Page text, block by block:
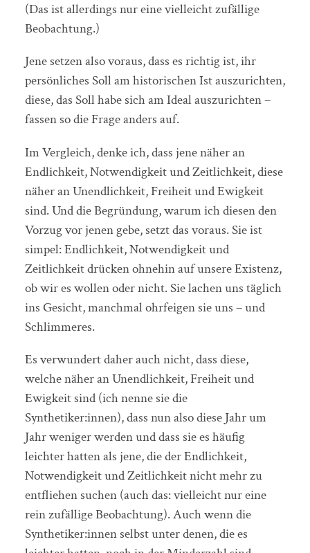
(Das ist allerdings nur eine vielleicht zufällige
Beobachtung.)
Jene setzen also voraus, dass es richtig ist, ihr
persönliches Soll am historischen Ist auszurichten,
diese, das Soll habe sich am Ideal auszurichten –
fassen so die Frage anders auf.
Im Vergleich, denke ich, dass jene näher an
Endlichkeit, Notwendigkeit und Zeitlichkeit, diese
näher an Unendlichkeit, Freiheit und Ewigkeit
sind. Und die Begründung, warum ich diesen den
Vorzug vor jenen gebe, setzt das voraus. Sie ist
simpel: Endlichkeit, Notwendigkeit und
Zeitlichkeit drücken ohnehin auf unsere Existenz,
ob wir es wollen oder nicht. Sie lachen uns täglich
ins Gesicht, manchmal ohrfeigen sie uns – und
Schlimmeres.
Es verwundert daher auch nicht, dass diese,
welche näher an Unendlichkeit, Freiheit und
Ewigkeit sind (ich nenne sie die
Synthetiker:innen), dass nun also diese Jahr um
Jahr weniger werden und dass sie es häufig
leichter hatten als jene, die der Endlichkeit,
Notwendigkeit und Zeitlichkeit nicht mehr zu
entfliehen suchen (auch das: vielleicht nur eine
rein zufällige Beobachtung). Auch wenn die
Synthetiker:innen selbst unter denen, die es